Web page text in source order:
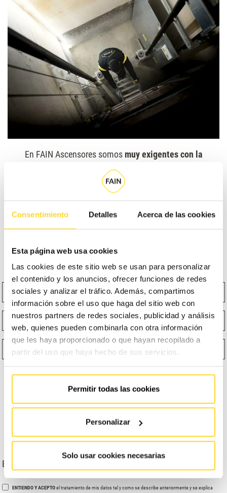
Consentimiento Detalles Acerca de las cookies
Esta página web usa cookies
Las cookies de este sitio web se usan para personalizar
el contenido y los anuncios, ofrecer funciones de redes
sociales y analizar el tráfico. Además, compartimos
información sobre el uso que haga del sitio web con
nuestros partners de redes sociales, publicidad y análisis
web, quienes pueden combinarla con otra información
que les haya proporcionado o que hayan recopilado a
partir del uso que haya hecho de sus servicios.
Permitir todas las cookies
Personalizar
Solo usar cookies necesarias
En FAIN Ascensores somos muy exigentes con la
(tanto, que nos gusta ir siempre un paso por
delante de ella). No dudes en confiar en nosotros para la
modernización de tus equipos.
Cuéntanos tus necesidades y, juntos, encontraremos la
Nombre Apellidos
Email Teléfono
¿Qué función te describe mejor? Selecciona un producto
Escribe tu dirección
ENTIENDO Y ACEPTOel tratamiento de mis datos tal y como se describe anteriormente y se explica